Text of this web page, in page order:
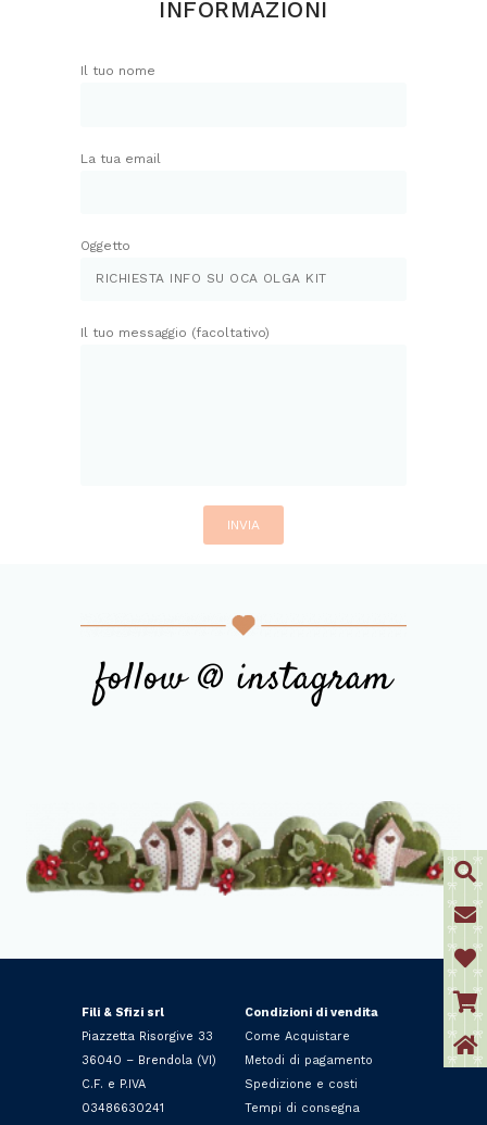
INFORMAZIONI
Il tuo nome
La tua email
Oggetto
Il tuo messaggio (facoltativo)
follow @ instagram
Fili & Sfizi srl
Piazzetta Risorgive 33
36040 – Brendola (VI)
C.F. e P.IVA
03486630241
Condizioni di vendita
Come Acquistare
Metodi di pagamento
Spedizione e costi
Tempi di consegna